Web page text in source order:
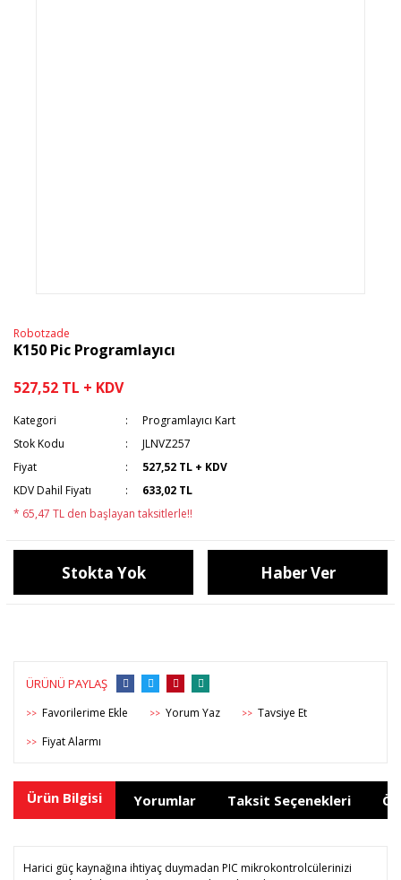
Robotzade
K150 Pic Programlayıcı
527,52 TL + KDV
Kategori
Programlayıcı Kart
Stok Kodu
JLNVZ257
Fiyat
527,52 TL + KDV
KDV Dahil Fiyatı
633,02 TL
* 65,47 TL den başlayan taksitlerle!!
Stokta Yok Haber Ver
ÜRÜNÜ PAYLAŞ
>> >> Yorum Yaz >> Tavsiye Et
>> Fiyat Alarmı
Ürün Bilgisi Yorumlar Taksit Seçenekleri
Harici güç kaynağına ihtiyaç duymadan PIC mikrokontrolcülerinizi